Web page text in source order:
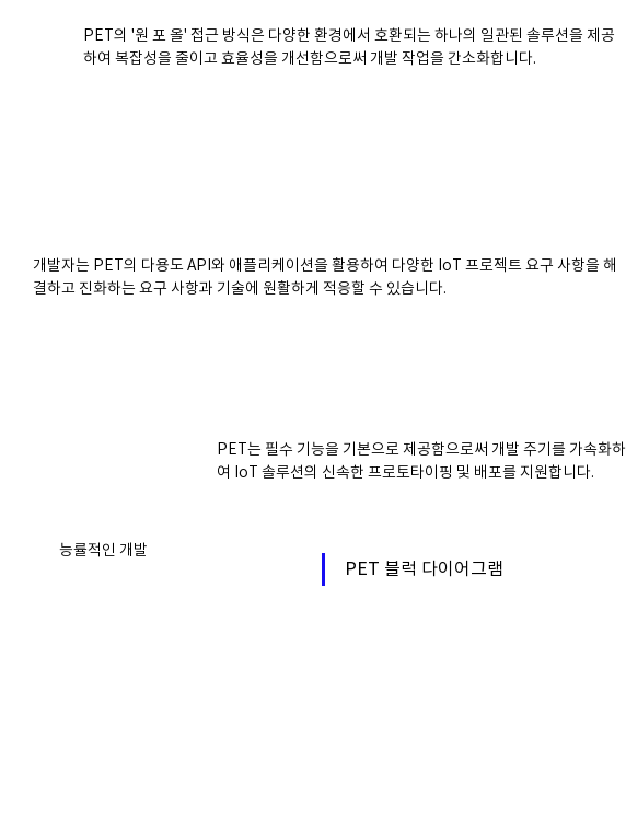
PET의 '원 포 올' 접근 방식은 다양한 환경에서 호환되는 하나의 일관된 솔루션을 제공
하여 복잡성을 줄이고 효율성을 개선함으로써 개발 작업을 간소화합니다.
개발자는 PET의 다용도 API와 애플리케이션을 활용하여 다양한 IoT 프로젝트 요구 사항을 해
결하고 진화하는 요구 사항과 기술에 원활하게 적응할 수 있습니다.
능률적인 개발
PET는 필수 기능을 기본으로 제공함으로써 개발 주기를 가속화하
여 IoT 솔루션의 신속한 프로토타이핑 및 배포를 지원합니다.
PET 블럭 다이어그램